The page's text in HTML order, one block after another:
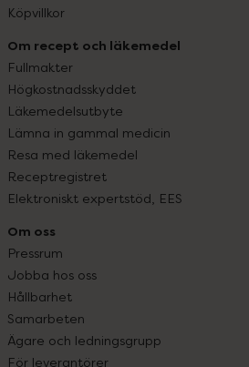
Köpvillkor
Om recept och läkemedel
Fullmakter
Högkostnadsskyddet
Läkemedelsutbyte
Lämna in gammal medicin
Resa med läkemedel
Receptregistret
Elektroniskt expertstöd, EES
Om oss
Pressrum
Jobba hos oss
Hållbarhet
Samarbeten
Ägare och ledningsgrupp
För leverantörer